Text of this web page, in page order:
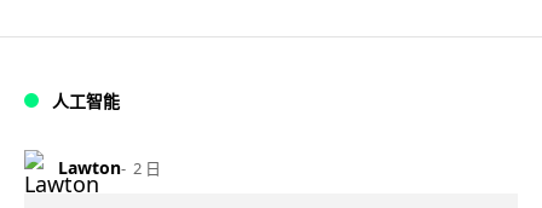
人工智能
Lawton 2 日